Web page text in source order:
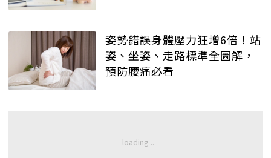
姿勢錯誤身體壓力狂增6倍！站
姿、坐姿、走路標準全圖解，
預防腰痛必看